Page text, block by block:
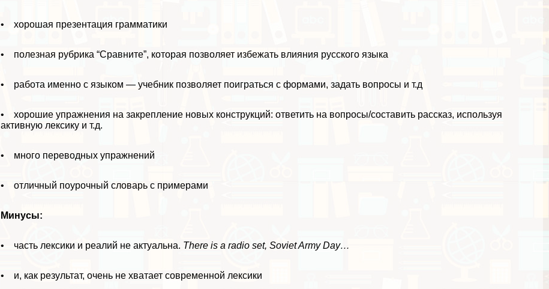
• хорошая презентация грамматики
• полезная рубрика “Сравните”, которая позволяет избежать влияния русского языка
• работа именно с языком — учебник позволяет поиграться с формами, задать вопросы и т.д
• хорошие упражнения на закрепление новых конструкций: ответить на вопросы/составить рассказ, используя
активную лексику и т.д.
• много переводных упражнений
• отличный поурочный словарь с примерами
Минусы:
• часть лексики и реалий не актуальна. There is a radio set, Soviet Army Day…
• и, как результат, очень не хватает современной лексики